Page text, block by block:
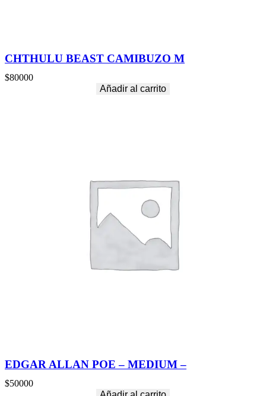
CHTHULU BEAST CAMIBUZO M
$80000
Añadir al carrito
EDGAR ALLAN POE – MEDIUM –
$50000